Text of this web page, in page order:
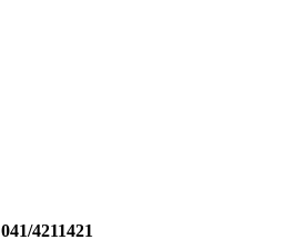
041/4211421